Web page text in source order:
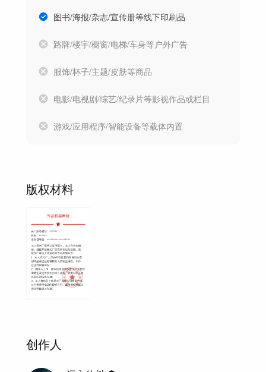
图书/海报/杂志/宣传册等线下印刷品
路牌/楼宇/橱窗/电梯/车身等户外广告
服饰/杯子/主题/皮肤等商品
电影/电视剧/综艺/纪录片等影视作品或栏目
游戏/应用程序/智能设备等载体内置
版权材料
创作人